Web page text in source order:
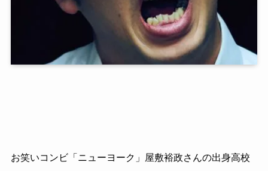
お笑いコンビ「ニューヨーク」屋敷裕政さんの出身高校